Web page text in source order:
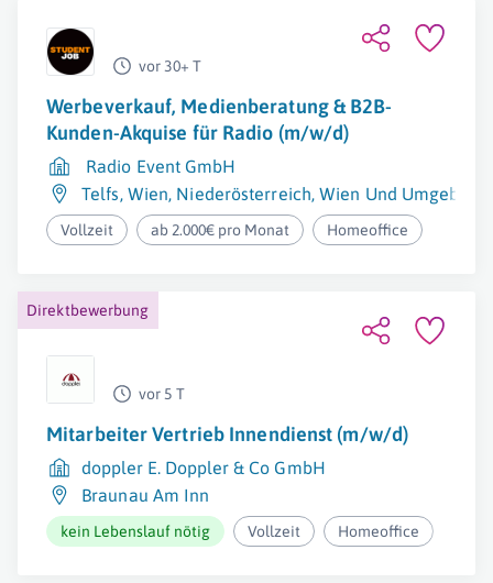
vor 30+ T
Werbeverkauf, Medienberatung & B2B-
Kunden-Akquise für Radio (m/w/d)
Radio Event GmbH
Telfs, Wien, Niederösterreich,Wien Und Umgebung
Vollzeit ab 2.000€ pro Monat Homeoffice
Direktbewerbung
vor 5 T
Mitarbeiter Vertrieb Innendienst (m/w/d)
doppler E. Doppler & Co GmbH
Braunau Am Inn
kein Lebenslauf nötig Vollzeit Homeoffice